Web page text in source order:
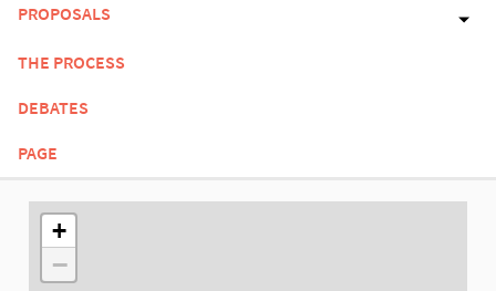
PROPOSALS
THE PROCESS
DEBATES
PAGE
The following element is a map which presents the items on
+
−